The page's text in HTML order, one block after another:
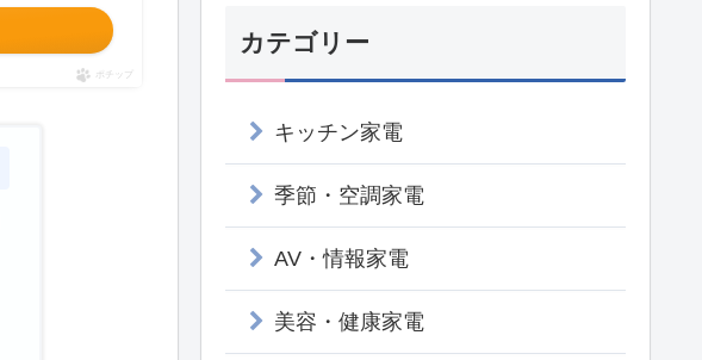
ポチップ
カテゴリー
キッチン家電
季節・空調家電
AV・情報家電
美容・健康家電